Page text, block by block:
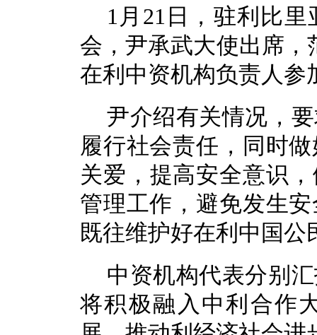
1月21日，驻利比
会，尹承武大使出席，
在利中资机构负责人参
尹介绍有关情况，
履行社会责任，同时
关爱，提高安全意识
管理工作，避免发生
既往维护好在利中国
中资机构代表分别
将积极融入中利合作